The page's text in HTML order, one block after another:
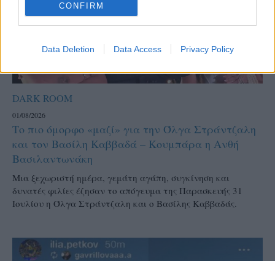
CONFIRM
Data Deletion Data Access Privacy Policy
DARK ROOM
01/08/2026
Το πιο όμορφο «μαζί» για την Όλγα Στράντζαλη
και τον Βασίλη Καββαδά – Κουμπάρα η Ανθή
Βασιλαντωνάκη
Μια ξεχωριστή ημέρα, γεμάτη αγάπη, συγκίνηση και
δυνατές φιλίες έζησαν το απόγευμα της Παρασκευής 31
Ιουλίου η Όλγα Στράντζαλη και ο Βασίλης Καββαδάς.